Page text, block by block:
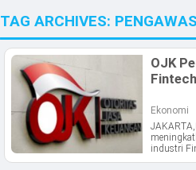
TAG ARCHIVES:
OJK
Ekonomi
industri